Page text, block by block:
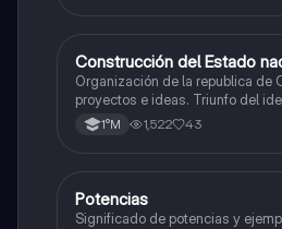
Historia
Construcción del Estado
Organización de la republica de
proyectos e ideas. Triunfo del
conservador. Constitución de
1°M 1,522 43
Matemáticas
Potencias
Significado de potencias y